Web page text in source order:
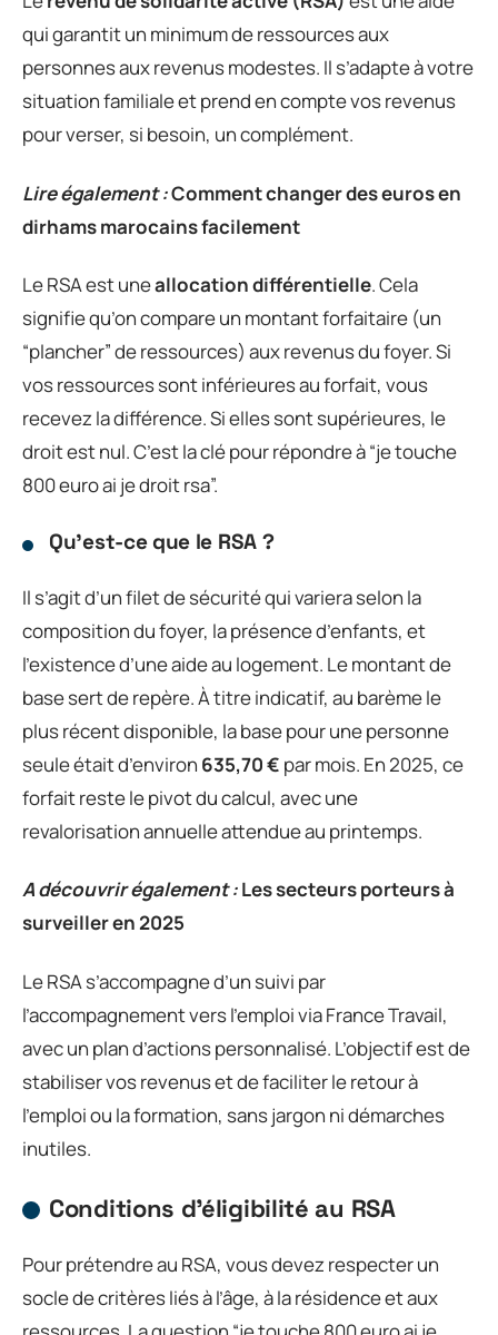
qui garantit un minimum de ressources aux
personnes aux revenus modestes. Il s’adapte à votre
situation familiale et prend en compte vos revenus
pour verser, si besoin, un complément.
Lire également :Comment changer des euros en
dirhams marocains facilement
Le RSA est uneallocation différentielle. Cela
signifie qu’on compare un montant forfaitaire (un
“plancher” de ressources) aux revenus du foyer. Si
vos ressources sont inférieures au forfait, vous
recevez la différence. Si elles sont supérieures, le
droit est nul. C’est la clé pour répondre à “je touche
800 euro ai je droit rsa”.
Qu’est-ce que le RSA ?
Il s’agit d’un filet de sécurité qui variera selon la
composition du foyer, la présence d’enfants, et
l’existence d’une aide au logement. Le montant de
base sert de repère. À titre indicatif, au barème le
plus récent disponible, la base pour une personne
seule était d’environ 635,70 € par mois. En 2025, ce
forfait reste le pivot du calcul, avec une
revalorisation annuelle attendue au printemps.
A découvrir également :Les secteurs porteurs à
surveiller en 2025
Le RSA s’accompagne d’un suivi par
l’accompagnement vers l’emploi via France Travail,
avec un plan d’actions personnalisé. L’objectif est de
stabiliser vos revenus et de faciliter le retour à
l’emploi ou la formation, sans jargon ni démarches
inutiles.
Conditions d’éligibilité au RSA
Pour prétendre au RSA, vous devez respecter un
socle de critères liés à l’âge, à la résidence et aux